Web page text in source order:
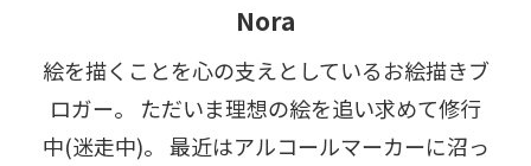
Nora
絵を描くことを心の支えとしているお絵描きブ
ロガー。 ただいま理想の絵を追い求めて修行
中(迷走中)。 最近はアルコールマーカーに沼っ